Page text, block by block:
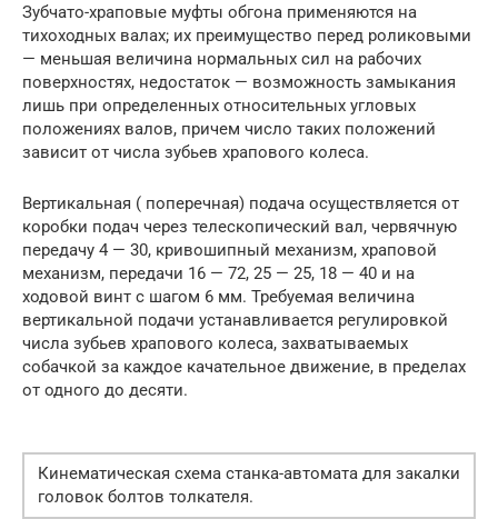
Зубчато-храповые муфты обгона применяются на
тихоходных валах; их преимущество перед роликовыми
— меньшая величина нормальных сил на рабочих
поверхностях, недостаток — возможность замыкания
лишь при определенных относительных угловых
положениях валов, причем число таких положений
зависит от числа зубьев храпового колеса.
Вертикальная ( поперечная) подача осуществляется от
коробки подач через телескопический вал, червячную
передачу 4 — 30, кривошипный механизм, храповой
механизм, передачи 16 — 72, 25 — 25, 18 — 40 и на
ходовой винт с шагом 6 мм. Требуемая величина
вертикальной подачи устанавливается регулировкой
числа зубьев храпового колеса, захватываемых
собачкой за каждое качательное движение, в пределах
от одного до десяти.
Кинематическая схема станка-автомата для закалки
головок болтов толкателя.